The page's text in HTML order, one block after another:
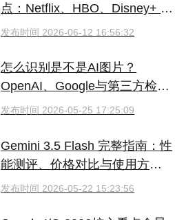
点：Netflix、HBO、Disney+ 哪
些爆款必追？（附国内超划算
发布时间 2026-06-12 16:56:32
怎么识别是不是AI图片？
OpenAI、Google与第三方检测
工具对比
发布时间 2026-05-25 17:25:09
Gemini 3.5 Flash 完整指南：性
能测评、价格对比与使用方法
（2026）
发布时间 2026-05-22 15:23:56